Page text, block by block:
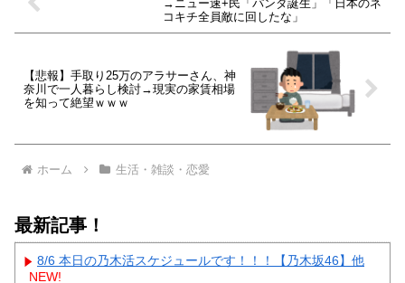
→ニュー速+民「パンダ誕生」「日本のネ
コキチ全員敵に回したな」
【悲報】手取り25万のアラサーさん、神
奈川で一人暮らし検討→現実の家賃相場
を知って絶望ｗｗｗ
ホーム 生活・雑談・恋愛
最新記事！
8/6 本日の乃木活スケジュールです！！！【乃木坂46】他
NEW!